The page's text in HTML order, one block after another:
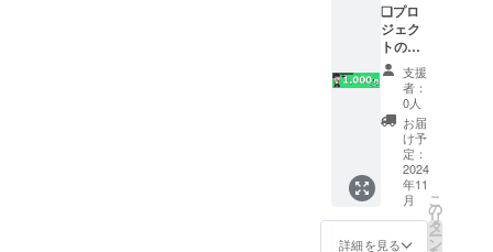
❏プロ
ジェク
トの進
捗報告
❏お披
露目
Live配
信でク
レジッ
ト表記
＆名前
読み上
げの実
施 ※掲
支援
者：
0人
お届
け予
定：
2024
年11
月
詳細を見る
こ
の
リ
タ
ー
ン